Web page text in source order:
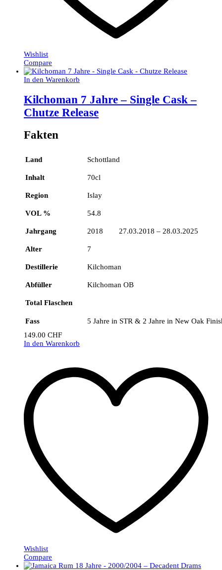
Wishlist
Compare
In den Warenkorb
Kilchoman 7 Jahre – Single Cask –
Chutze Release
Fakten
Land Schottland
Inhalt 70cl
Region Islay
VOL % 54.8
Jahrgang 2018 27.03.2018 – 28.03.2025
Alter 7
Destillerie Kilchoman
Abfüller Kilchoman OB
Total Flaschen
Fass
5 Jahre in STR & 2 Jahre in New Oak
149.00 CHF
In den Warenkorb
Wishlist
Compare